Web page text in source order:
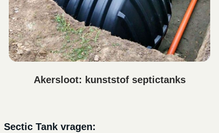
Akersloot: kunststof septictanks
Sectic Tank vragen: